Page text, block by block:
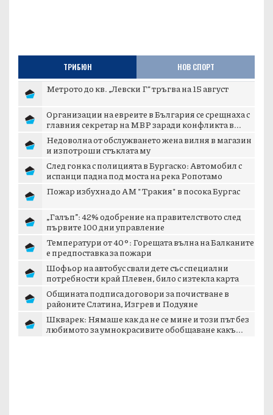
ТРИБЮН НОВ СПОРТ
Метрото до кв. „Левски Г“ тръгва на 15 август
Организации на евреите в България се срещнаха с
главния секретар на МВР заради конфликта в...
Недоволна от обслужването жена вилня в магазин
и изпотроши стъклата му
След гонка с полицията в Бургаско: Автомобил с
испанци падна под моста на река Ропотамо
Пожар избухна до АМ "Тракия" в посока Бургас
„Галъп”: 42% одобрение на правителството след
първите 100 дни управление
Температури от 40°: Горещата вълна на Балканите
е предпоставка за пожари
Шофьор на автобус свали дете със специални
потребности край Плевен, било с изтекла карта
Общината подписа договори за почистване в
районите Слатина, Изгрев и Подуяне
Шкварек: Нямаше как да не се мине и този път без
любимото за умнокрасивите обобщаване какъ...